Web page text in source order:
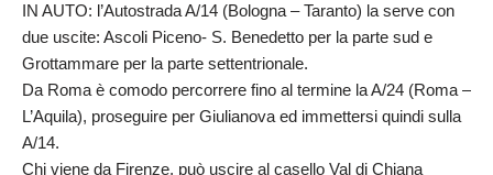
IN AUTO: l’Autostrada A/14 (Bologna – Taranto) la serve con
due uscite: Ascoli Piceno- S. Benedetto per la parte sud e
Grottammare per la parte settentrionale.
Da Roma è comodo percorrere fino al termine la A/24 (Roma –
L’Aquila), proseguire per Giulianova ed immettersi quindi sulla
A/14.
Chi viene da Firenze, può uscire al casello Val di Chiana